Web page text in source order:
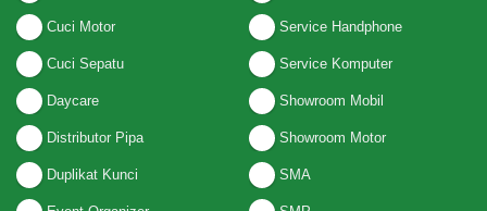
Cuci Motor
Cuci Sepatu
Daycare
Distributor Pipa
Duplikat Kunci
Service Handphone
Service Komputer
Showroom Mobil
Showroom Motor
SMA